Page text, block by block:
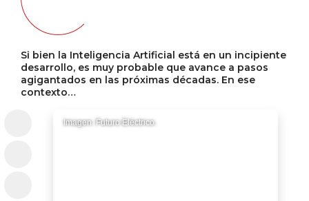
Si bien la Inteligencia Artificial está en un incipiente
desarrollo, es muy probable que avance a pasos
agigantados en las próximas décadas. En ese
contexto…
Imagen: Futuro Eléctrico.